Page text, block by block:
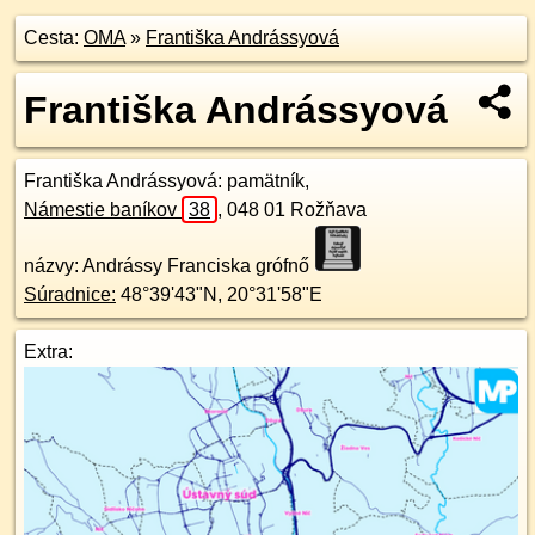
Cesta: OMA» Františka Andrássyová
Františka Andrássyová
Františka Andrássyová: pamätník,
Námestie baníkov 38 , 048 01 Rožňava
názvy: Andrássy Franciska grófnő
Súradnice: 48°39'43"N , 20°31'58"E
Extra: